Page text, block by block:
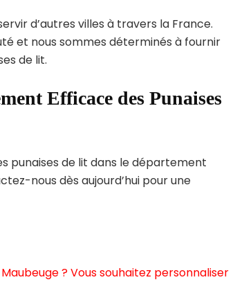
d’autres villes à travers la France.
et nous sommes déterminés à fournir
de lit.
Efficace des Punaises
punaises de lit dans le département
nous dès aujourd’hui pour une
? Vous souhaitez personnaliser